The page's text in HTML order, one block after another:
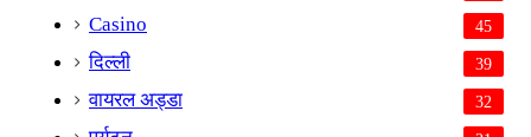
Casino 45
दिल्ली 39
वायरल अड्डा 32